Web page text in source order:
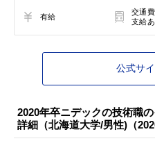
有給
交通費
支給あ
公式サ
2020年卒ニデックの技術職
詳細（北海道大学/男性)（